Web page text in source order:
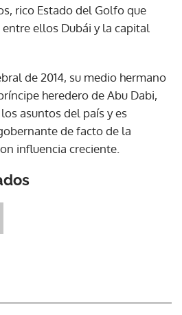
rico Estado del Golfo que
ellos Dubái y la capital
de 2014, su medio hermano
heredero de Abu Dabi,
asuntos del país y es
de facto de la
influencia creciente.